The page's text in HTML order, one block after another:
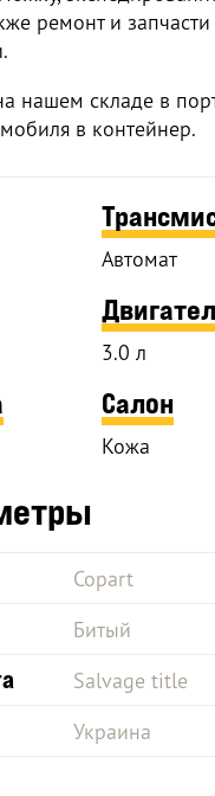
ремонт и
нашем складе в
в контейнер.
Автомат
3.0 л
Салон
Кожа
Copart
Битый
Salvage title
Украина